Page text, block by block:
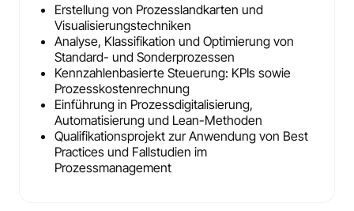
Erstellung von Prozesslandkarten und
Visualisierungstechniken
Analyse, Klassifikation und Optimierung von
Standard- und Sonderprozessen
Kennzahlenbasierte Steuerung: KPIs sowie
Prozesskostenrechnung
Einführung in Prozessdigitalisierung,
Automatisierung und Lean-Methoden
Qualifikationsprojekt zur Anwendung von Best
Practices und Fallstudien im
Prozessmanagement